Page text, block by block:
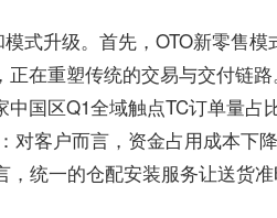
式升级。首先，OTO新零售
在重塑传统的交易与交付链
国区Q1全域触点TC订单量占
对客户而言，资金占用成本下
统一的仓配安装服务让送货